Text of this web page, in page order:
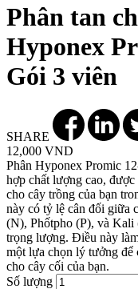
Phân tan
Hyponex
Gói 3 viên
SHARE
12,000 VND
Phân Hyponex Promic
hợp chất lượng cao,
cho cây trồng của bạn
này có tỷ lệ cân đối giữa
(N), Phốtpho (P), và
trọng lượng. Điều này
một lựa chọn lý tưởng để
cho cây cối của bạn.
Số lượng